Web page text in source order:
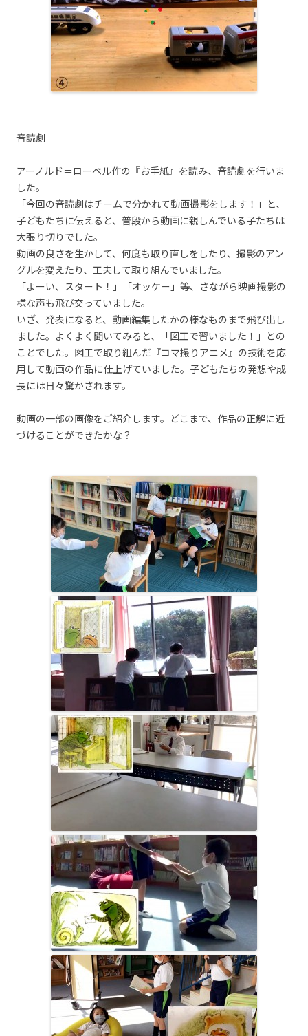
音読劇
アーノルド＝ローベル作の『お手紙』を読み、音読劇を行いま
した。
「今回の音読劇はチームで分かれて動画撮影をします！」と、
子どもたちに伝えると、普段から動画に親しんでいる子たちは
大張り切りでした。
動画の良さを生かして、何度も取り直しをしたり、撮影のアン
グルを変えたり、工夫して取り組んでいました。
「よーい、スタート！」「オッケー」等、さながら映画撮影の
様な声も飛び交っていました。
いざ、発表になると、動画編集したかの様なものまで飛び出し
ました。よくよく聞いてみると、「図工で習いました！」との
ことでした。図工で取り組んだ『コマ撮りアニメ』の技術を応
用して動画の作品に仕上げていました。子どもたちの発想や成
長には日々驚かされます。
動画の一部の画像をご紹介します。どこまで、作品の正解に近
づけることができたかな？